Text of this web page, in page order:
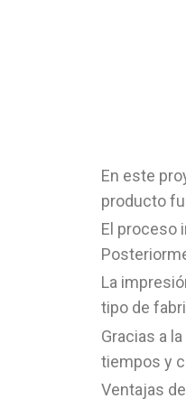
En este
producto
El proceso
La
tipo de
Gracias a
tiempos y
Ventajas